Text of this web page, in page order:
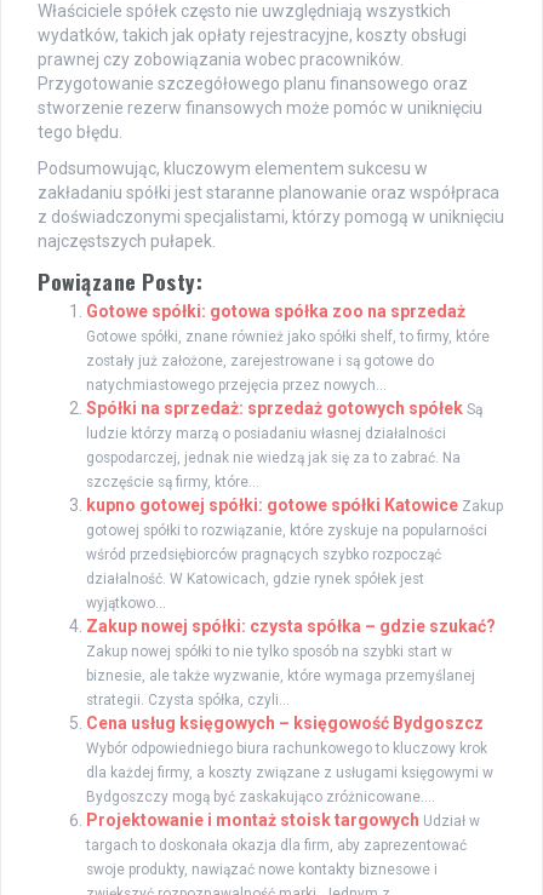
Właściciele spółek często nie uwzględniają wszystkich
wydatków, takich jak opłaty rejestracyjne, koszty obsługi
prawnej czy zobowiązania wobec pracowników.
Przygotowanie szczegółowego planu finansowego oraz
stworzenie rezerw finansowych może pomóc w uniknięciu
tego błędu.
Podsumowując, kluczowym elementem sukcesu w
zakładaniu spółki jest staranne planowanie oraz współpraca
z doświadczonymi specjalistami, którzy pomogą w uniknięciu
najczęstszych pułapek.
Powiązane Posty:
Gotowe spółki: gotowa spółka zoo na sprzedaż
Gotowe spółki, znane również jako spółki shelf, to firmy, które
zostały już założone, zarejestrowane i są gotowe do
natychmiastowego przejęcia przez nowych...
Spółki na sprzedaż: sprzedaż gotowych spółek Są
ludzie którzy marzą o posiadaniu własnej działalności
gospodarczej, jednak nie wiedzą jak się za to zabrać. Na
szczęście są firmy, które...
kupno gotowej spółki: gotowe spółki Katowice Zakup
gotowej spółki to rozwiązanie, które zyskuje na popularności
wśród przedsiębiorców pragnących szybko rozpocząć
działalność. W Katowicach, gdzie rynek spółek jest
wyjątkowo...
Zakup nowej spółki: czysta spółka – gdzie szukać?
Zakup nowej spółki to nie tylko sposób na szybki start w
biznesie, ale także wyzwanie, które wymaga przemyślanej
strategii. Czysta spółka, czyli...
Cena usług księgowych – księgowość Bydgoszcz
Wybór odpowiedniego biura rachunkowego to kluczowy krok
dla każdej firmy, a koszty związane z usługami księgowymi w
Bydgoszczy mogą być zaskakująco zróżnicowane....
Projektowanie i montaż stoisk targowych Udział w
targach to doskonała okazja dla firm, aby zaprezentować
swoje produkty, nawiązać nowe kontakty biznesowe i